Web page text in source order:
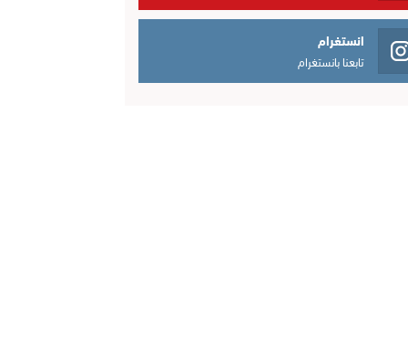
انستغرام
تابعنا بانستغرام